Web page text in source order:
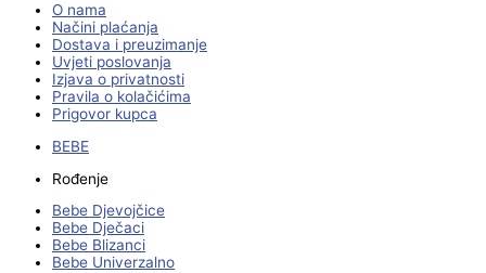
O nama
Načini plaćanja
Dostava i preuzimanje
Uvjeti poslovanja
Izjava o privatnosti
Pravila o kolačićima
Prigovor kupca
BEBE
Rođenje
Bebe Djevojčice
Bebe Dječaci
Bebe Blizanci
Bebe Univerzalno